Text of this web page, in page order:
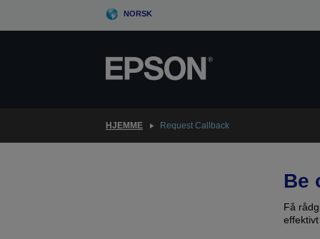
NORSK
HJEMME Request Callback
Be
Få